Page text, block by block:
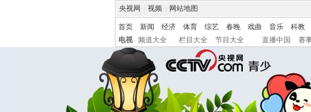
央视网 视频 网站地图
首页 新闻 经济 体育 综艺 春晚 戏曲 音乐 科教
电视
频道大全 栏目大全 节目大全 直播中国 赛